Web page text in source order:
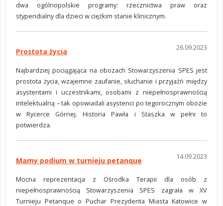
dwa ogólnopolskie programy: rzecznictwa praw oraz
stypendialny dla dzieci w ciężkim stanie klinicznym.
26.09.2023
Prostota życia
Najbardziej pociągająca na obozach Stowarzyszenia SPES jest
prostota życia, wzajemne zaufanie, słuchanie i przyjaźń między
asystentami i uczestnikami, osobami z niepełnosprawnością
intelektualną – tak opowiadali asystenci po tegorocznym obozie
w Rycerce Górnej. Historia Pawła i Staszka w pełni to
potwierdza.
14.09.2023
Mamy podium w turnieju petanque
Mocna reprezentacja z Ośrodka Terapii dla osób z
niepełnosprawnością Stowarzyszenia SPES zagrała w XV
Turnieju Petanque o Puchar Prezydenta Miasta Katowice w